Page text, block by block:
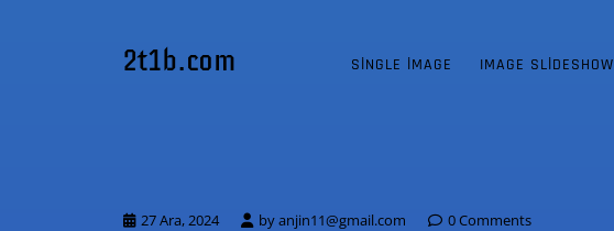
2t1b.com SINGLE IMAGE IMAGE SLIDESHOW
27 Ara, 2024 byanjin11@gmail.com 0 Comments